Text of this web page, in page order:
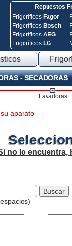
Repuestos
Frigoríficos Fagor
Frigoríficos Bosch
FrigoríficosAEG
Frigoríficos LG
- SECADORAS
Lavadoras
aparato
no lo encuentra,